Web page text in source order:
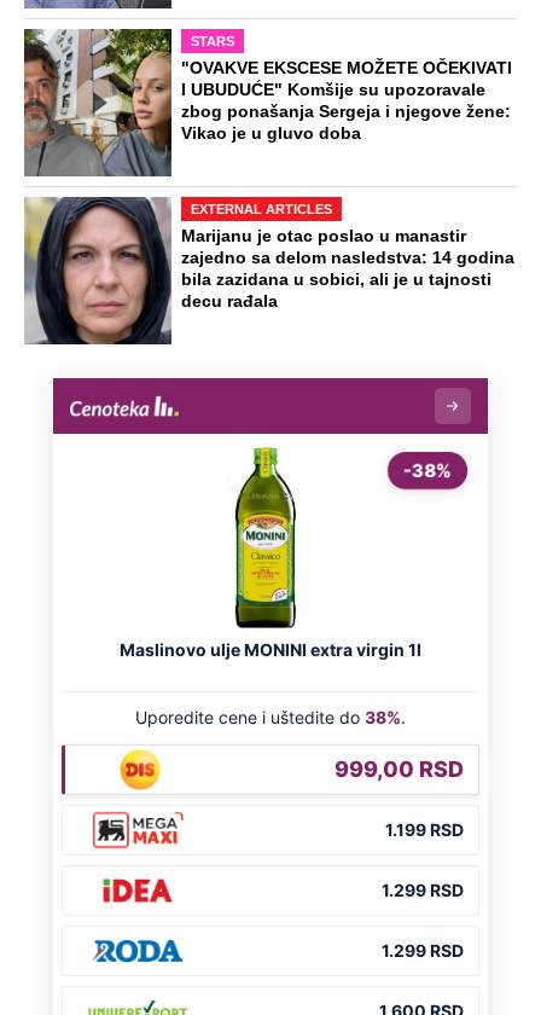
Ovo su neradni dani početkom 2026.
godine: Organizujte sebi mini odmor od
čak četiri slobodna dana
OD NAVODNOG HEROJA DO BRUTALNOG UBICE
GENERAL IVAN STRELJAO SRBE, A
HRVATI GA SLAVILI KAO HEROJA KNINA:
Par godina kasnije išao od kuće do kuće i
DRAMA ZBOG LJUBAVNE PRIČE